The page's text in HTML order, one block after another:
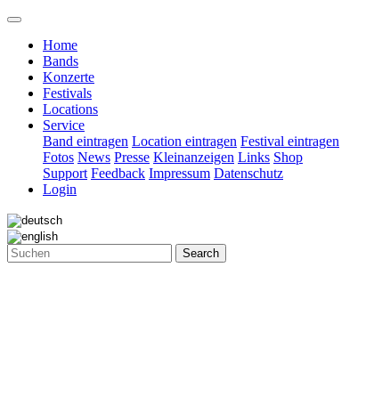
Home
Bands
Konzerte
Festivals
Locations
Service
Band eintragen Location eintragen Festival eintragen
Fotos News Presse Kleinanzeigen Links Shop
Support Feedback Impressum Datenschutz
Login
Search